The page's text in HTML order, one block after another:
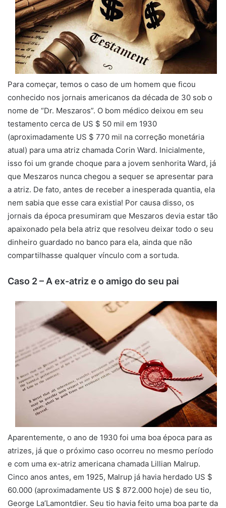
Para começar, temos o caso de um homem que ficou
conhecido nos jornais americanos da década de 30 sob o
nome de “Dr. Meszaros”. O bom médico deixou em seu
testamento cerca de US $ 50 mil em 1930
(aproximadamente US $ 770 mil na correção monetária
atual) para uma atriz chamada Corin Ward. Inicialmente,
isso foi um grande choque para a jovem senhorita Ward, já
que Meszaros nunca chegou a sequer se apresentar para
a atriz. De fato, antes de receber a inesperada quantia, ela
nem sabia que esse cara existia! Por causa disso, os
jornais da época presumiram que Meszaros devia estar tão
apaixonado pela bela atriz que resolveu deixar todo o seu
dinheiro guardado no banco para ela, ainda que não
compartilhasse qualquer vínculo com a sortuda.
Caso 2 – A ex-atriz e o amigo do seu pai
Aparentemente, o ano de 1930 foi uma boa época para as
atrizes, já que o próximo caso ocorreu no mesmo período
e com uma ex-atriz americana chamada Lillian Malrup.
Cinco anos antes, em 1925, Malrup já havia herdado US $
60.000 (aproximadamente US $ 872.000 hoje) de seu tio,
George La’Lamontdier. Seu tio havia feito uma boa parte da